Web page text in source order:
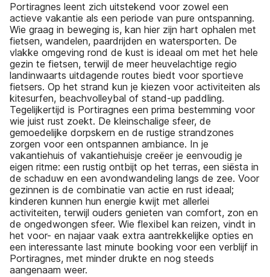
Portiragnes leent zich uitstekend voor zowel een
actieve vakantie als een periode van pure ontspanning.
Wie graag in beweging is, kan hier zijn hart ophalen met
fietsen, wandelen, paardrijden en watersporten. De
vlakke omgeving rond de kust is ideaal om met het hele
gezin te fietsen, terwijl de meer heuvelachtige regio
landinwaarts uitdagende routes biedt voor sportieve
fietsers. Op het strand kun je kiezen voor activiteiten als
kitesurfen, beachvolleybal of stand-up paddling.
Tegelijkertijd is Portiragnes een prima bestemming voor
wie juist rust zoekt. De kleinschalige sfeer, de
gemoedelijke dorpskern en de rustige strandzones
zorgen voor een ontspannen ambiance. In je
vakantiehuis of vakantiehuisje creëer je eenvoudig je
eigen ritme: een rustig ontbijt op het terras, een siësta in
de schaduw en een avondwandeling langs de zee. Voor
gezinnen is de combinatie van actie en rust ideaal;
kinderen kunnen hun energie kwijt met allerlei
activiteiten, terwijl ouders genieten van comfort, zon en
de ongedwongen sfeer. Wie flexibel kan reizen, vindt in
het voor- en najaar vaak extra aantrekkelijke opties en
een interessante last minute booking voor een verblijf in
Portiragnes, met minder drukte en nog steeds
aangenaam weer.